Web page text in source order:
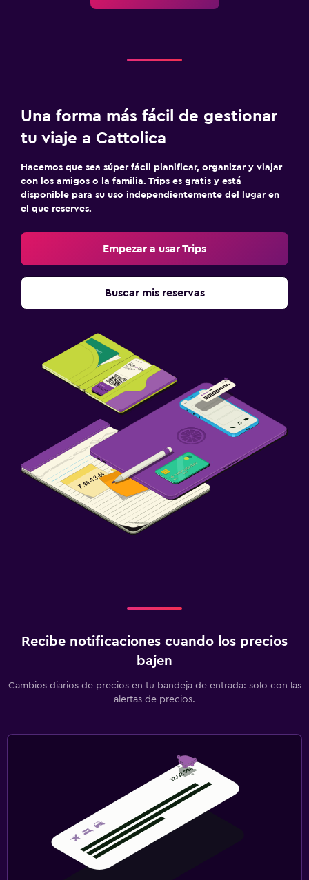
Una forma más fácil de gestionar
tu viaje a Cattolica
Hacemos que sea súper fácil planificar, organizar y viajar
con los amigos o la familia. Trips es gratis y está
disponible para su uso independientemente del lugar en
el que reserves.
Empezar a usar Trips
Buscar mis reservas
Recibe notificaciones cuando los precios
bajen
Cambios diarios de precios en tu bandeja de entrada: solo con las
alertas de precios.